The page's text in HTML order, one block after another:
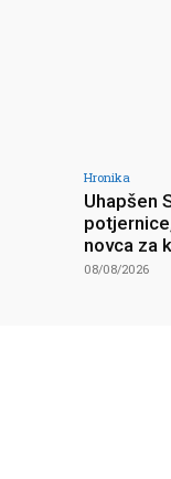
Hronika
Uhapšen
novca za
08/08/2026